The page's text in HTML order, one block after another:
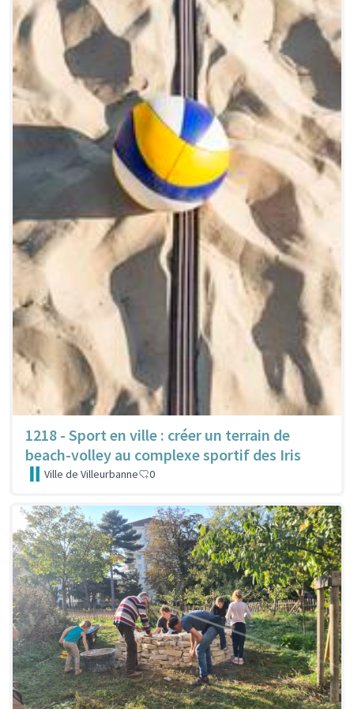
1218 - Sport en ville : créer un terrain de
beach-volley au complexe sportif des Iris
Ville de Villeurbanne 0